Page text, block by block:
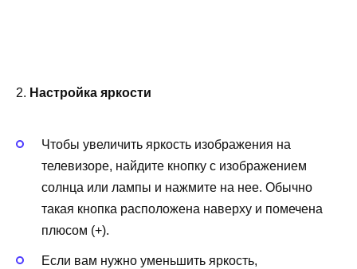
2. Настройка яркости
Чтобы увеличить яркость изображения на
телевизоре, найдите кнопку с изображением
солнца или лампы и нажмите на нее. Обычно
такая кнопка расположена наверху и помечена
плюсом (+).
Если вам нужно уменьшить яркость,